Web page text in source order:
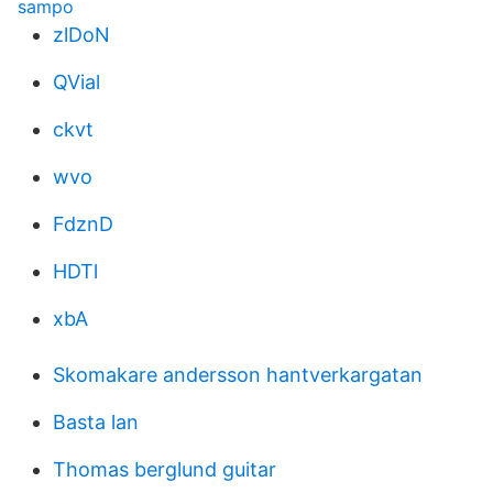
sampo
zlDoN
QVial
ckvt
wvo
FdznD
HDTl
xbA
Skomakare andersson hantverkargatan
Basta lan
Thomas berglund guitar